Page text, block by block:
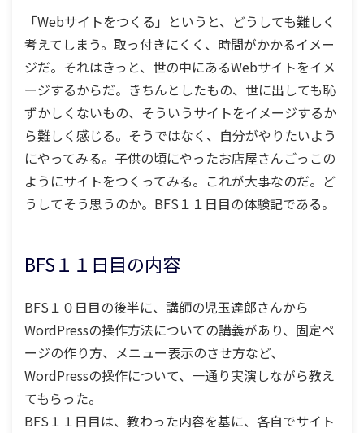
「Webサイトをつくる」というと、どうしても難しく
考えてしまう。取っ付きにくく、時間がかかるイメー
ジだ。それはきっと、世の中にあるWebサイトをイメ
ージするからだ。きちんとしたもの、世に出しても恥
ずかしくないもの、そういうサイトをイメージするか
ら難しく感じる。そうではなく、自分がやりたいよう
にやってみる。子供の頃にやったお店屋さんごっこの
ようにサイトをつくってみる。これが大事なのだ。ど
うしてそう思うのか。BFS１１日目の体験記である。
BFS１１日目の内容
BFS１０日目の後半に、講師の児玉達郎さんから
WordPressの操作方法についての講義があり、固定ペ
ージの作り方、メニュー表示のさせ方など、
WordPressの操作について、一通り実演しながら教え
てもらった。
BFS１１日目は、教わった内容を基に、各自でサイト